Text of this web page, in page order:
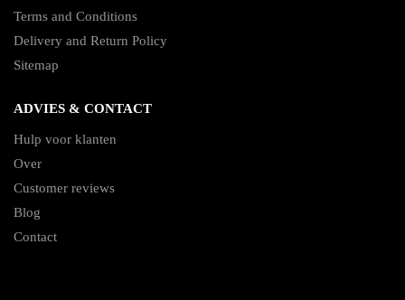
Terms and Conditions
Delivery and Return Policy
Sitemap
ADVIES & CONTACT
Hulp voor klanten
Over
Customer reviews
Blog
Contact